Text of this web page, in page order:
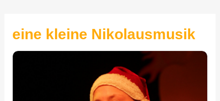
eine kleine Nikolausmusik